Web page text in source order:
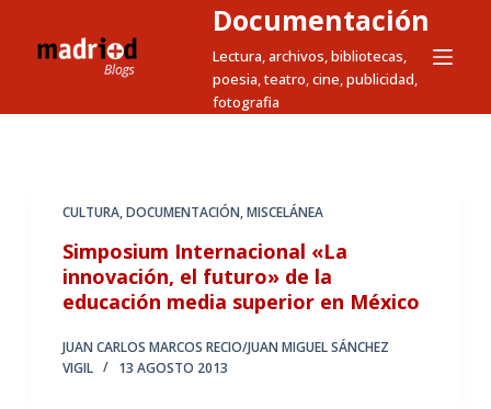
t
Documentación
Lectura, archivos, bibliotecas,
poesia, teatro, cine, publicidad,
fotografia
CULTURA,DOCUMENTACIÓN,MISCELÁNEA
Simposium Internacional «La
innovación, el futuro» de la
educación media superior en México
JUAN CARLOS MARCOS RECIO/JUAN MIGUEL SÁNCHEZ
VIGIL
13 AGOSTO 2013